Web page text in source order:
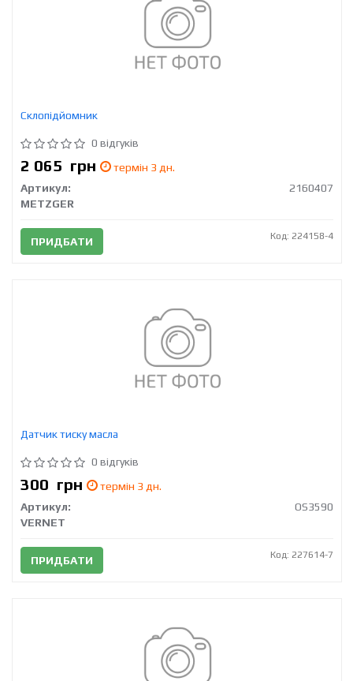
Склопідйомник
0 відгуків
2 065 грн
термін 3 дн.
Артикул:
2160407
METZGER
ПРИДБАТИ Код: 224158-4
Датчик тиску масла
0 відгуків
300 грн
термін 3 дн.
Артикул:
OS3590
VERNET
ПРИДБАТИ Код: 227614-7